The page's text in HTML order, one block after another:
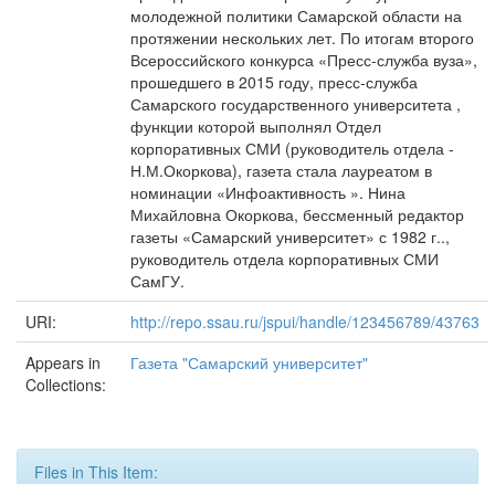
молодежной политики Самарской области на
протяжении нескольких лет. По итогам второго
Всероссийского конкурса «Пресс-служба вуза»,
прошедшего в 2015 году, пресс-служба
Самарского государственного университета ,
функции которой выполнял Отдел
корпоративных СМИ (руководитель отдела -
Н.М.Окоркова), газета стала лауреатом в
номинации «Инфоактивность ». Нина
Михайловна Окоркова, бессменный редактор
газеты «Самарский университет» с 1982 г..,
руководитель отдела корпоративных СМИ
СамГУ.
URI:
http://repo.ssau.ru/jspui/handle/123456789/43763
Appears in
Collections:
Газета "Самарский университет"
Files in This Item: